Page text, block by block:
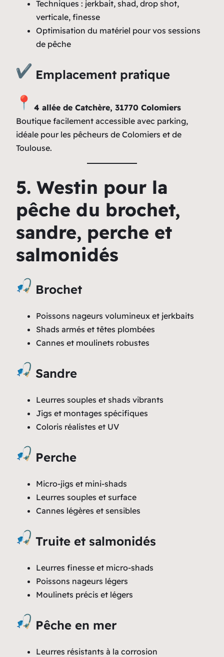
Techniques : jerkbait, shad, drop shot,
verticale, finesse
Optimisation du matériel pour vos sessions
de pêche
Emplacement pratique
4 allée de Catchère, 31770 Colomiers
Boutique facilement accessible avec parking,
idéale pour les pêcheurs de Colomiers et de
Toulouse.
5. Westin pour la
pêche du brochet,
sandre, perche et
salmonidés
Brochet
Poissons nageurs volumineux et jerkbaits
Shads armés et têtes plombées
Cannes et moulinets robustes
Sandre
Leurres souples et shads vibrants
Jigs et montages spécifiques
Coloris réalistes et UV
Perche
Micro-jigs et mini-shads
Leurres souples et surface
Cannes légères et sensibles
Truite et salmonidés
Leurres finesse et micro-shads
Poissons nageurs légers
Moulinets précis et légers
Pêche en mer
Leurres résistants à la corrosion